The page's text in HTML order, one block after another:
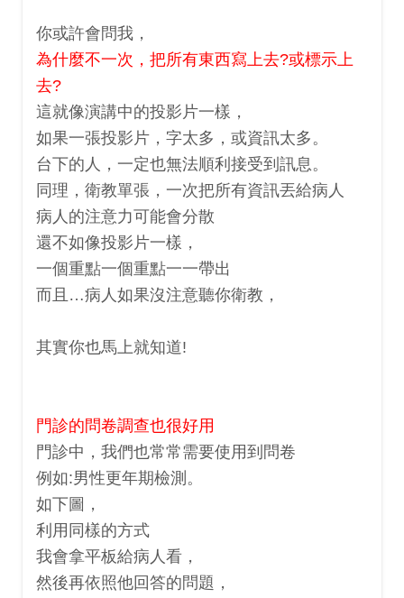
你或許會問我，
為什麼不一次，把所有東西寫上去?或標示上
去?
這就像演講中的投影片一樣，
如果一張投影片，字太多，或資訊太多。
台下的人，一定也無法順利接受到訊息。
同理，衛教單張，一次把所有資訊丟給病人
病人的注意力可能會分散
還不如像投影片一樣，
一個重點一個重點一一帶出
而且…病人如果沒注意聽你衛教，
其實你也馬上就知道!
門診的問卷調查也很好用
門診中，我們也常常需要使用到問卷
例如:男性更年期檢測。
如下圖，
利用同樣的方式
我會拿平板給病人看，
然後再依照他回答的問題，